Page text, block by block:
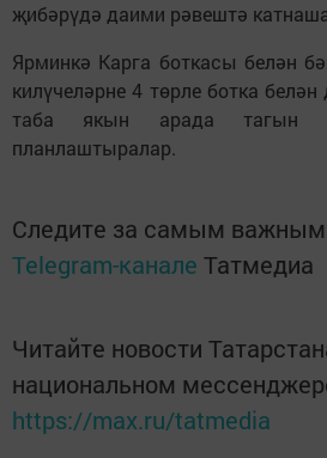
җибәрүдә даими рәвештә
Ярминкә Карга боткасы белән
килүчеләрне 4 төрле ботка
таба якын арада тагын
планлаштыралар.
Следите за самым
Telegram-канале Татмедиа
Читайте новости
национальном
https://max.ru/tatmedia